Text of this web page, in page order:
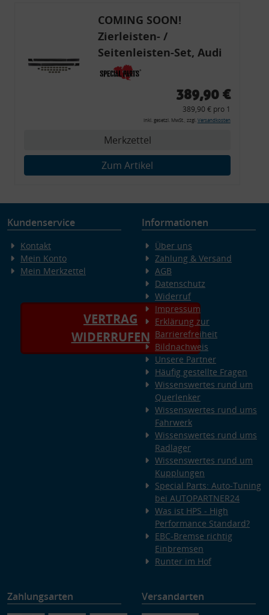
COMING SOON!
Zierleisten- /
Seitenleisten-Set, Audi
80 Cabrio, Coupe, S2, (6x
Zierleiste, 2x Kappe,
Montagewerkzeug)
389,90 €
389,90 € pro 1
inkl. gesetzl. MwSt., zzgl. Versandkosten
Merkzettel
Zum Artikel
Kundenservice
Kontakt
Mein Konto
Mein Merkzettel
VERTRAG
WIDERRUFEN
Informationen
Über uns
Zahlung & Versand
AGB
Datenschutz
Widerruf
Impressum
Erklärung zur
Barrierefreiheit
Bildnachweis
Unsere Partner
Häufig gestellte Fragen
Wissenswertes rund um
Querlenker
Wissenswertes rund ums
Fahrwerk
Wissenswertes rund ums
Radlager
Wissenswertes rund um
Kupplungen
Special Parts: Auto-Tuning
bei AUTOPARTNER24
Was ist HPS - High
Performance Standard?
EBC-Bremse richtig
Einbremsen
Runter im Hof
Zahlungsarten Versandarten